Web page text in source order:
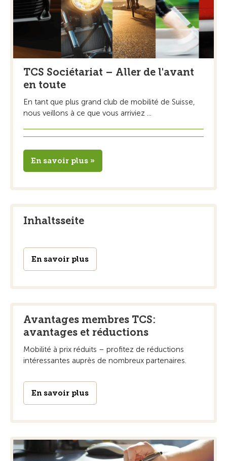
TCS Sociétariat – Aller de l'avant
en toute
En tant que plus grand club de mobilité de Suisse,
nous veillons à ce que vous arriviez ...
En savoir plus »
Inhaltsseite
En savoir plus
Avantages membres TCS:
avantages et réductions
Mobilité à prix réduits – profitez de réductions
intéressantes auprès de nombreux partenaires.
En savoir plus